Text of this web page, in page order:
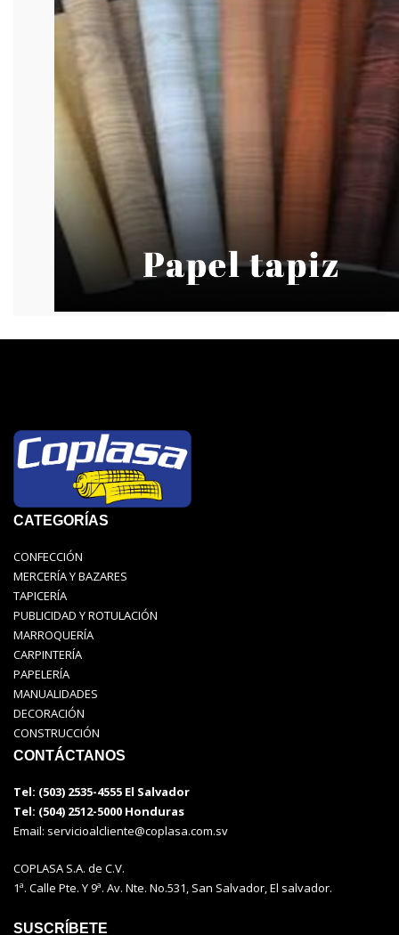
CATEGORÍAS
CONFECCIÓN
MERCERÍA Y BAZARES
TAPICERÍA
PUBLICIDAD Y ROTULACIÓN
MARROQUERÍA
CARPINTERÍA
PAPELERÍA
MANUALIDADES
DECORACIÓN
CONSTRUCCIÓN
CONTÁCTANOS
Tel: (503) 2535-4555 El Salvador
Tel: (504) 2512-5000 Honduras
Email: servicioalcliente@coplasa.com.sv
COPLASA S.A. de C.V.
1ª. Calle Pte. Y 9ª. Av. Nte. No.531, San Salvador, El salvador.
SUSCRÍBETE